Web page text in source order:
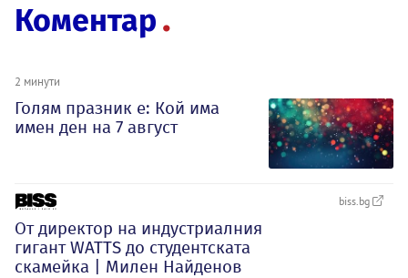
Коментар
2 минути
Голям празник е: Кой има
имен ден на 7 август
biss.bg
От директор на индустриалния
гигант WATTS до студентската
скамейка | Милен Найденов